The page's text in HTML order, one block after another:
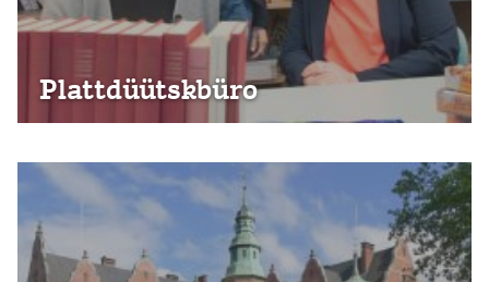
Plattdüütsk­büro